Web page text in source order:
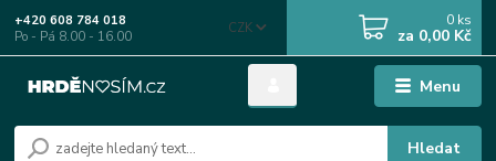
Menu
CZK
Hledat
+420 608 784 018
Po - Pá 8.00 - 16.00
0 ks
za 0,00 Kč